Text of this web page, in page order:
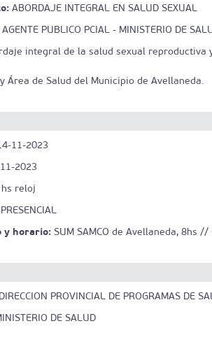
ABORDAJE INTEGRAL EN SALUD SEXUAL
AGENTE PUBLICO PCIAL - MINISTERIO DE
integral de la salud sexual
Área de Salud del Municipio de Avellaneda.
11-2023
2023
reloj
PRESENCIAL
y horario: SUM SAMCO de Avellaneda, 8hs
DIRECCION PROVINCIAL DE PROGRAMAS DE
DE SALUD